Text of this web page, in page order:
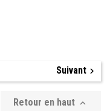
Suivant 
Retour en haut 